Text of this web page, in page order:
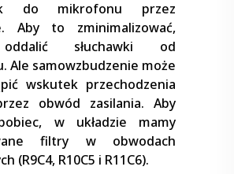
do mikrofonu przez
Aby to zminimalizować,
słuchawki od
Ale samowzbudzenie może
wskutek przechodzenia
obwód zasilania. Aby
w układzie mamy
filtry w obwodach
(R9C4, R10C5 i R11C6).